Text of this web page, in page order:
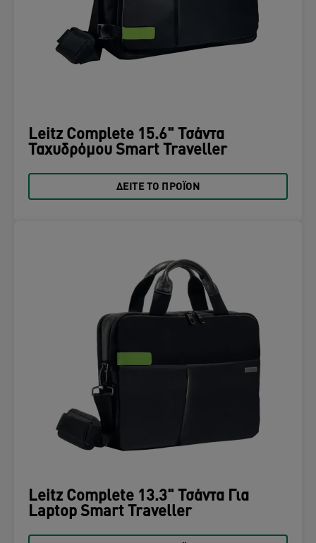
Leitz Complete 15.6" Τσάντα
Ταχυδρόμου Smart Traveller
ΔΕΊΤΕ ΤΟ ΠΡΟΪΌΝ
Leitz Complete 13.3" Τσάντα Για
Laptop Smart Traveller